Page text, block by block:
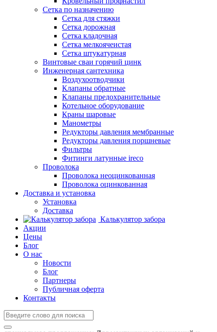
Сетка по назначению
Сетка для стяжки
Сетка дорожная
Сетка кладочная
Сетка мелкоячеистая
Сетка штукатурная
Винтовые сваи горячий цинк
Инженерная сантехника
Воздухоотводчики
Клапаны обратные
Клапаны предохранительные
Котельное оборудование
Краны шаровые
Манометры
Редукторы давления мембранные
Редукторы давления поршневые
Фильтры
Фитинги латунные ireco
Проволока
Проволока неоцинкованная
Проволока оцинкованная
Доставка и установка
Установка
Доставка
Калькулятор забора
Акции
Цены
Блог
О нас
Новости
Блог
Партнеры
Публичная оферта
Контакты